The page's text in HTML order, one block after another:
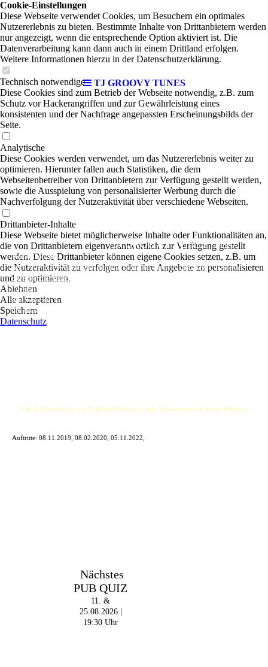
TJ GROOVY TUNES
TJ GROOVY TUNES| Blues-
Rock-Country
Mit seiner unverwechselbaren Stimme, seinen beiden Musikerkollegen und seiner
erfrischend unkomplizierten Art mit dem Publikum zu agieren, nimmt Sänger und
Gitarrist Thorben "TJ" Jeschkeit das Publikum mit in die Welt bekannter Songs aus
den Bereichen Rock, Blues und Country der letzten Jahrzehnte bis heute, alle rockig
bis groovig interpretiert.
+ Für die Richtigkeit und Vollständigkeit der Links übernehmen wir keine Haftung +
Auftritte: 08.11.2019, 08.02.2020, 05.11.2022,
Nächstes
PUB QUIZ
11. &
25.08.2026 |
19:30 Uhr
Cookie-Einstellungen
Diese Webseite verwendet Cookies, um Besuchern ein optimales
Nutzererlebnis zu bieten. Bestimmte Inhalte von Drittanbietern werden
nur angezeigt, wenn die entsprechende Option aktiviert ist. Die
Datenverarbeitung kann dann auch in einem Drittland erfolgen.
Weitere Informationen hierzu in der Datenschutzerklärung.
Technisch notwendige
Diese Cookies sind zum Betrieb der Webseite notwendig, z.B. zum
Schutz vor Hackerangriffen und zur Gewährleistung eines
konsistenten und der Nachfrage angepassten Erscheinungsbilds der
Seite.
Analytische
Diese Cookies werden verwendet, um das Nutzererlebnis weiter zu
optimieren. Hierunter fallen auch Statistiken, die dem
Webseitenbetreiber von Drittanbietern zur Verfügung gestellt werden,
sowie die Ausspielung von personalisierter Werbung durch die
Nachverfolgung der Nutzeraktivität über verschiedene Webseiten.
Drittanbieter-Inhalte
Diese Webseite bietet möglicherweise Inhalte oder Funktionalitäten an,
die von Drittanbietern eigenverantwortlich zur Verfügung gestellt
werden. Diese Drittanbieter können eigene Cookies setzen, z.B. um
die Nutzeraktivität zu verfolgen oder ihre Angebote zu personalisieren
und zu optimieren.
Ablehnen
Alle akzeptieren
Speichern
Datenschutz